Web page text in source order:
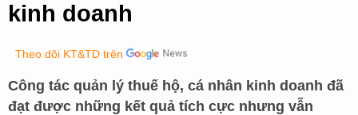
kinh doanh
Theo dõi KT&TD trên
Công tác quản lý thuế hộ, cá nhân kinh doanh đã
đạt được những kết quả tích cực nhưng vẫn